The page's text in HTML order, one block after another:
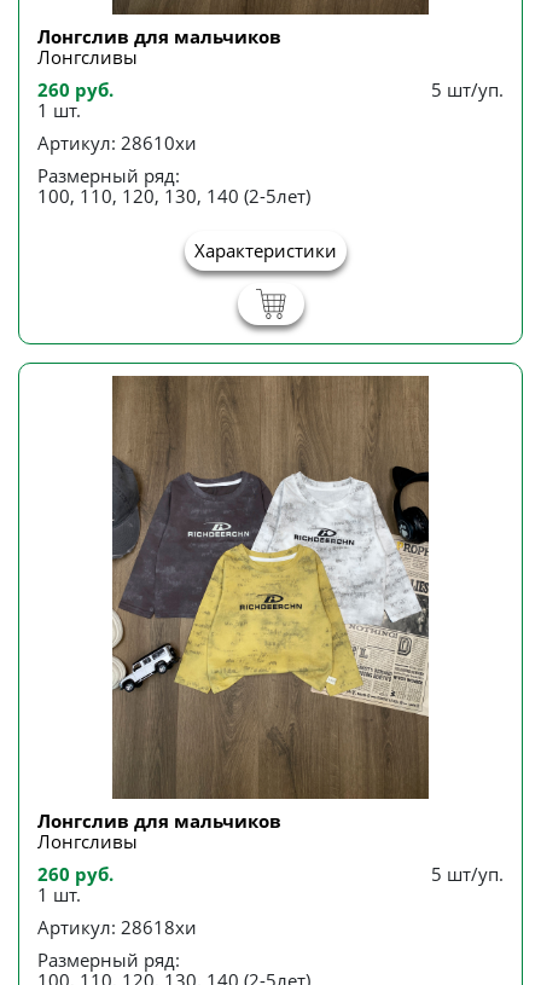
Лонгслив для мальчиков
Лонгсливы
260 руб.
1 шт.
5 шт/уп.
Артикул: 28610хи
Размерный ряд:
100, 110, 120, 130, 140 (2-5лет)
Характеристики
Лонгслив для мальчиков
Лонгсливы
260 руб.
1 шт.
5 шт/уп.
Артикул: 28618хи
Размерный ряд:
100, 110, 120, 130, 140 (2-5лет)